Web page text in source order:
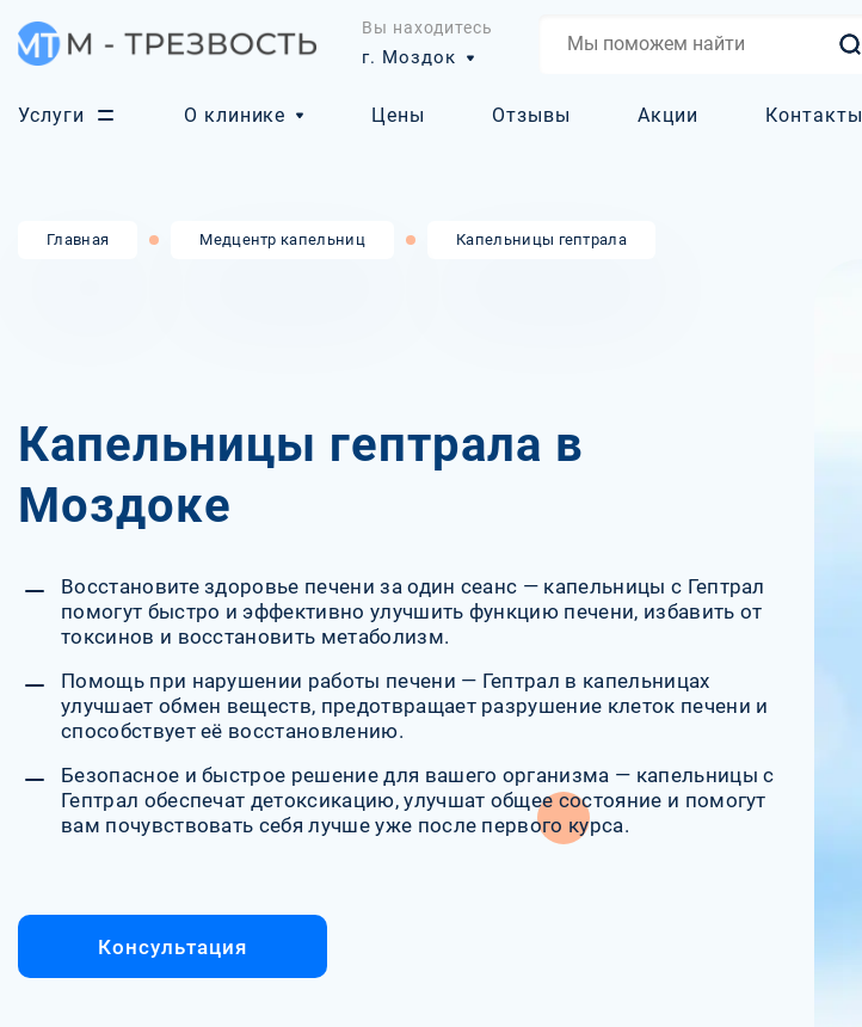
Вы находитесь
г. Моздок
Услуги О клинике Цены Отзывы Акции Контакты
Главная Медцентр капельниц Капельницы гептрала
Капельницы гептрала в
Моздоке
Восстановите здоровье печени за один сеанс — капельницы с Гептрал
помогут быстро и эффективно улучшить функцию печени, избавить от
токсинов и восстановить метаболизм.
Помощь при нарушении работы печени — Гептрал в капельницах
улучшает обмен веществ, предотвращает разрушение клеток печени и
способствует её восстановлению.
Безопасное и быстрое решение для вашего организма — капельницы с
Гептрал обеспечат детоксикацию, улучшат общее состояние и помогут
вам почувствовать себя лучше уже после первого курса.
Консультация